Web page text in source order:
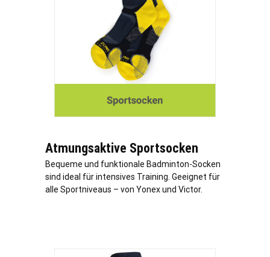
Atmungsaktive Sportsocken
Bequeme und funktionale Badminton-Socken
sind ideal für intensives Training. Geeignet für
alle Sportniveaus – von Yonex und Victor.